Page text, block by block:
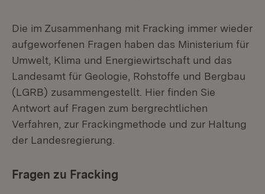
Die im Zusammenhang mit Fracking immer wieder
aufgeworfenen Fragen haben das Ministerium für
Umwelt, Klima und Energiewirtschaft und das
Landesamt für Geologie, Rohstoffe und Bergbau
(LGRB) zusammengestellt. Hier finden Sie
Antwort auf Fragen zum bergrechtlichen
Verfahren, zur Frackingmethode und zur Haltung
der Landesregierung.
Fragen zu Fracking